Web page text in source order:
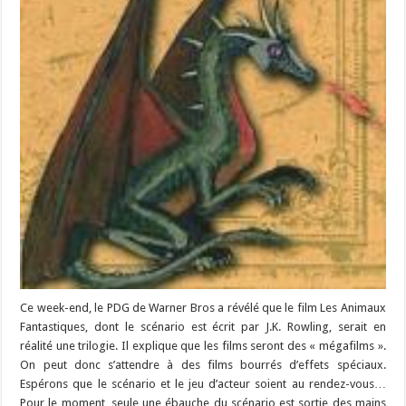
Ce week-end, le PDG de Warner Bros a révélé que le film Les Animaux
Fantastiques, dont le scénario est écrit par J.K. Rowling, serait en
réalité une trilogie. Il explique que les films seront des « mégafilms ».
On peut donc s’attendre à des films bourrés d’effets spéciaux.
Espérons que le scénario et le jeu d’acteur soient au rendez-vous…
Pour le moment, seule une ébauche du scénario est sortie des mains